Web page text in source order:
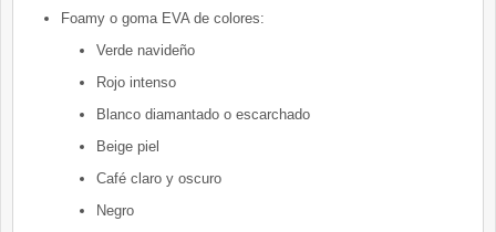
Foamy o goma EVA de colores:
Verde navideño
Rojo intenso
Blanco diamantado o escarchado
Beige piel
Café claro y oscuro
Negro